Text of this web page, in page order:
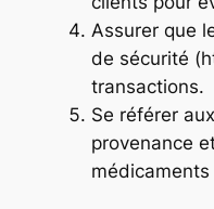
Assurer que
de sécurité
transactions.
Se référer
provenance